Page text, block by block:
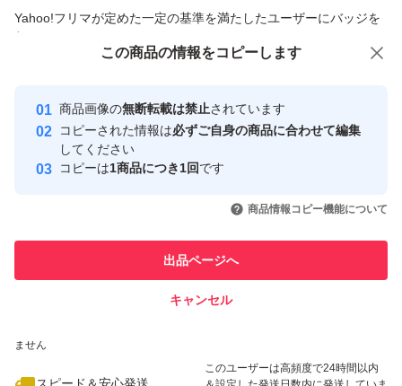
Yahoo!フリマが定めた一定の基準を満たしたユーザーにバッジを
付与しています
安心取引出品者
心・安全なユーザーです
取引実績
引を完了させた実績があります
での取引実績があります
ません
このユーザーは高頻度で24時間以内
この商品の情報をコピーします
商品画像の無断転載は禁止されています
コピーされた情報は必ずご自身の商品に合わせて編集
してください
コピーは1商品につき1回です
商品情報コピー機能について
出品ページへ
キャンセル
この商品をみている人にオススメ